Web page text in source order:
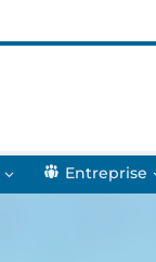
Entreprise